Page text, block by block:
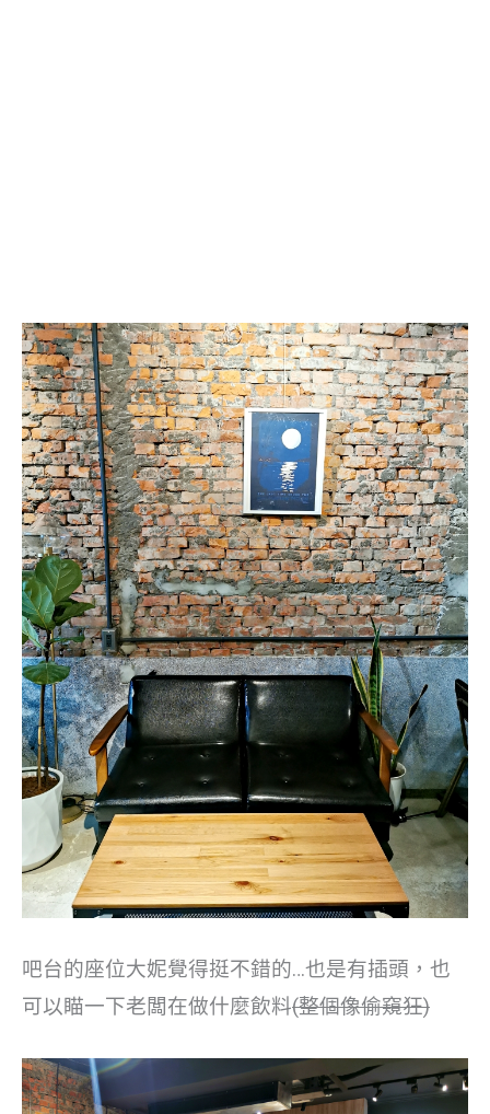
吧台的座位大妮覺得挺不錯的…也是有插頭，也
可以瞄一下老闆在做什麼飲料(整個像偷窺狂)